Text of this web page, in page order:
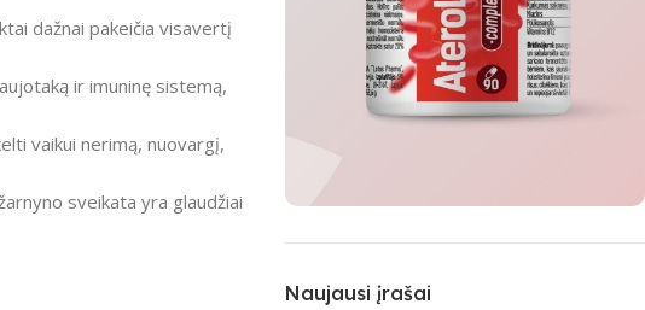
dažnai pakeičia visavertį
ir imuninę sistemą,
vaikui nerimą, nuovargį,
sveikata yra glaudžiai
Aterolip Complex
Naujausi įrašai